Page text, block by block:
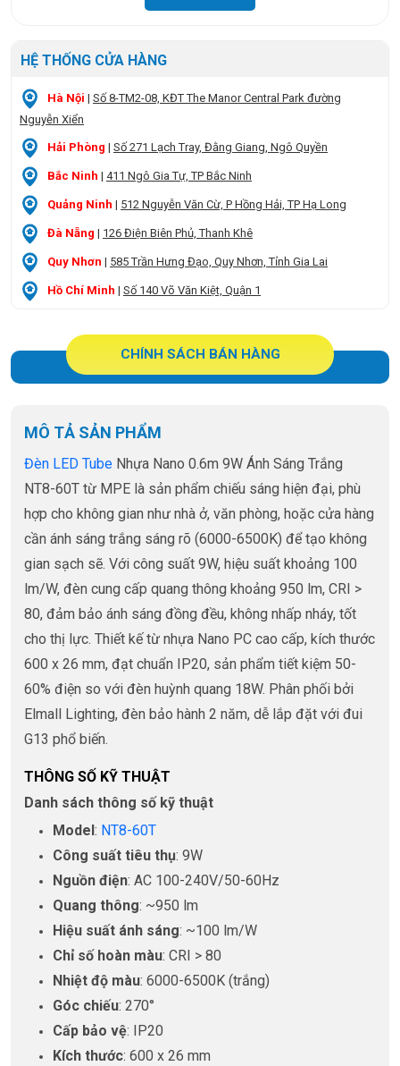
HỆ THỐNG CỬA HÀNG
Hà Nội | Số 8-TM2-08, KĐT The Manor Central Park đường
Nguyễn Xiển
Hải Phòng | Số 271 Lạch Tray, Đằng Giang, Ngô Quyền
Bắc Ninh | 411 Ngô Gia Tự, TP Bắc Ninh
Quảng Ninh | 512 Nguyễn Văn Cừ, P Hồng Hải, TP Hạ Long
Đà Nẵng | 126 Điện Biên Phủ, Thanh Khê
Quy Nhơn | 585 Trần Hưng Đạo, Quy Nhơn, Tỉnh Gia Lai
Hồ Chí Minh | Số 140 Võ Văn Kiệt, Quận 1
CHÍNH SÁCH BÁN HÀNG
MÔ TẢ SẢN PHẨM
Đèn LED Tube Nhựa Nano 0.6m 9W Ánh Sáng Trắng
NT8-60T từ MPE là sản phẩm chiếu sáng hiện đại, phù
hợp cho không gian như nhà ở, văn phòng, hoặc cửa hàng
cần ánh sáng trắng sáng rõ (6000-6500K) để tạo không
gian sạch sẽ. Với công suất 9W, hiệu suất khoảng 100
lm/W, đèn cung cấp quang thông khoảng 950 lm, CRI >
80, đảm bảo ánh sáng đồng đều, không nhấp nháy, tốt
cho thị lực. Thiết kế từ nhựa Nano PC cao cấp, kích thước
600 x 26 mm, đạt chuẩn IP20, sản phẩm tiết kiệm 50-
60% điện so với đèn huỳnh quang 18W. Phân phối bởi
Elmall Lighting, đèn bảo hành 2 năm, dễ lắp đặt với đui
G13 phổ biến.
THÔNG SỐ KỸ THUẬT
Danh sách thông số kỹ thuật
Model : NT8-60T
Công suất tiêu thụ: 9W
Nguồn điện: AC 100-240V/50-60Hz
Quang thông: ~950 lm
Hiệu suất ánh sáng: ~100 lm/W
Chỉ số hoàn màu: CRI > 80
Nhiệt độ màu: 6000-6500K (trắng)
Góc chiếu: 270°
Cấp bảo vệ: IP20
Kích thước: 600 x 26 mm